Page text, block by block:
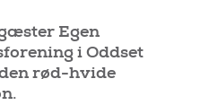
Egen
i Oddset
rød-hvide